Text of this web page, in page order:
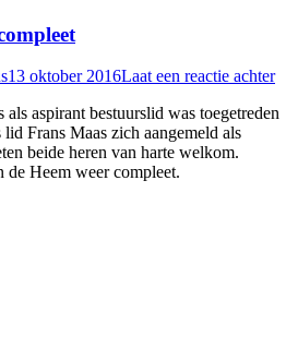
13 oktober 2016Laat een reactie achter
als aspirant bestuurslid was toegetreden
Frans Maas zich aangemeld als
beide heren van harte welkom.
de Heem weer compleet.